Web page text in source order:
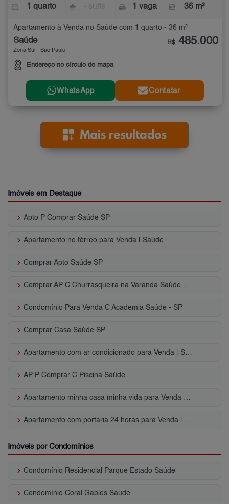
1 quarto 1 vaga 36 m²
Apartamento à Venda no Saúde com 1 quarto - 36 m²
Saúde
Zona Sul - São Paulo
Endereço no círculo do mapa
R$ 485.000
WhatsApp Contatar
Imóveis em Destaque
keyboard_arrow_right Apto P Comprar Saúde SP
keyboard_arrow_right Apartamento no térreo para Venda | Saúde
keyboard_arrow_right Comprar Apto Saúde SP
keyboard_arrow_right Comprar AP C Churrasqueira na Varanda Saúde - SP
keyboard_arrow_right Condomínio Para Venda C Academia Saúde - SP
keyboard_arrow_right Comprar Casa Saúde SP
keyboard_arrow_right Apartamento com ar condicionado para Venda | Saúde
keyboard_arrow_right AP P Comprar C Piscina Saúde
keyboard_arrow_right Apartamento minha casa minha vida para Venda | Saúde
keyboard_arrow_right Apartamento com portaria 24 horas para Venda | Saúde
Imóveis por Condomínios
keyboard_arrow_right Condomínio Residencial Parque Estado Saúde
keyboard_arrow_right Condomínio Coral Gables Saúde